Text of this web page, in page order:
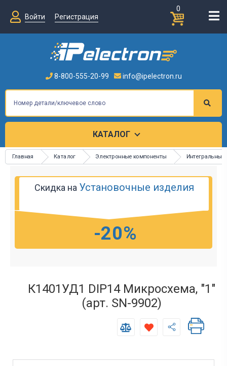
0
Войти
Регистрация
8-800-555-20-99 info@ipelectron.ru
КАТАЛОГ
Главная Каталог Электронные компоненты Интегральные
Скидка на Установочные изделия
-20%
К1401УД1 DIP14 Микросхема, "1"
(арт. SN-9902)